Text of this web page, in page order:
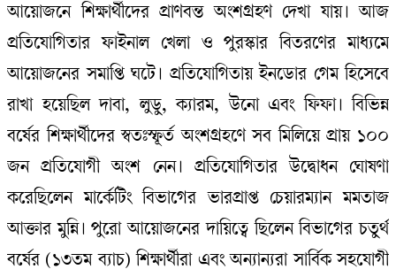
আয়োজনে শিক্ষার্থীদের প্রাণবন্ত অংশগ্রহণ দেখা যায়। আজ
প্রতিযোগিতার ফাইনাল খেলা ও পুরস্কার বিতরণের মাধ্যমে
আয়োজনের সমাপ্তি ঘটে। প্রতিযোগিতায় ইনডোর গেম হিসেবে
রাখা হয়েছিল দাবা, লুডু, ক্যারম, উনো এবং ফিফা। বিভিন্ন
বর্ষের শিক্ষার্থীদের স্বতঃস্ফূর্ত অংশগ্রহণে সব মিলিয়ে প্রায় ১০০
জন প্রতিযোগী অংশ নেন। প্রতিযোগিতার উদ্বোধন ঘোষণা
করেছিলেন মার্কেটিং বিভাগের ভারপ্রাপ্ত চেয়ারম্যান মমতাজ
আক্তার মুন্নি। পুরো আয়োজনের দায়িত্বে ছিলেন বিভাগের চতুর্থ
বর্ষের (১৩তম ব্যাচ) শিক্ষার্থীরা এবং অন্যান্যরা সার্বিক সহযোগী